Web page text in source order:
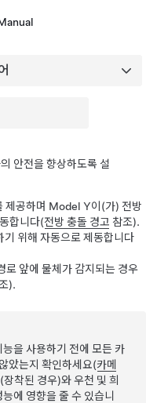
안전을 향상하도록 설
제공하며 Model Y이(가) 전방
합니다(전방 충돌 경고 참조).
위해 자동으로 제동합니다
로 앞에 물체가 감지되는 경우
).
을 사용하기 전에 모든 카
았는지 확인하세요(카메
장착된 경우)와 우천 및 희
에 영향을 줄 수 있습니